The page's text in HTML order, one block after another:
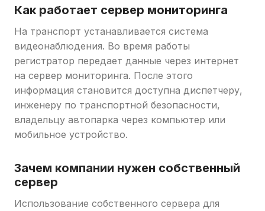
Как работает сервер мониторинга
На транспорт устанавливается система
видеонаблюдения. Во время работы
регистратор передает данные через интернет
на сервер мониторинга. После этого
информация становится доступна диспетчеру,
инженеру по транспортной безопасности,
владельцу автопарка через компьютер или
мобильное устройство.
Зачем компании нужен собственный
сервер
Использование собственного сервера для